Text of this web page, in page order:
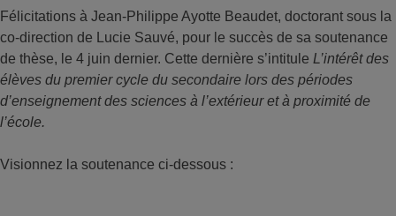
Félicitations à Jean-Philippe Ayotte Beaudet, doctorant sous la
co-direction de Lucie Sauvé, pour le succès de sa soutenance
de thèse, le 4 juin dernier. Cette dernière s’intitule L’intérêt des
élèves du premier cycle du secondaire lors des périodes
d’enseignement des sciences à l’extérieur et à proximité de
l’école.
Visionnez la soutenance ci-dessous :